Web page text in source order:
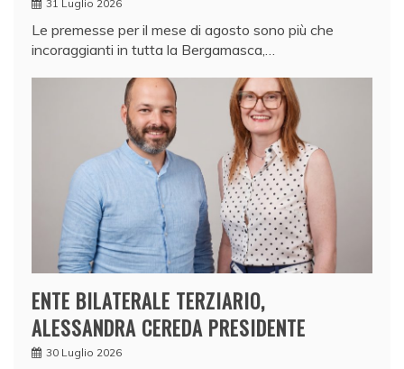
31 Luglio 2026
Le premesse per il mese di agosto sono più che
incoraggianti in tutta la Bergamasca,…
ENTE BILATERALE TERZIARIO,
ALESSANDRA CEREDA PRESIDENTE
30 Luglio 2026